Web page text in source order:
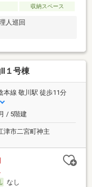
収納スペース
人巡回
１号棟
本線 敬川駅 徒歩11分
/ 5階建
津市二宮町神主
なし